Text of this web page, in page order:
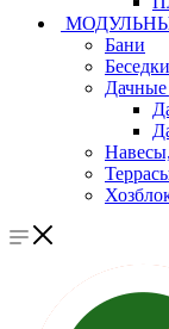
Бани
Беседки